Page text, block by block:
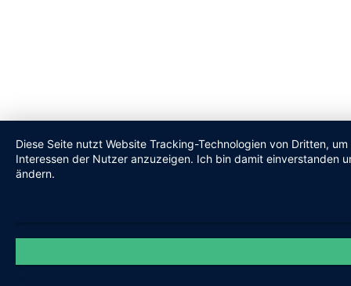
Diese Seite nutzt Website Tracking-Technologien von Dritten,
Interessen der Nutzer anzuzeigen. Ich bin damit einverstanden
ändern.